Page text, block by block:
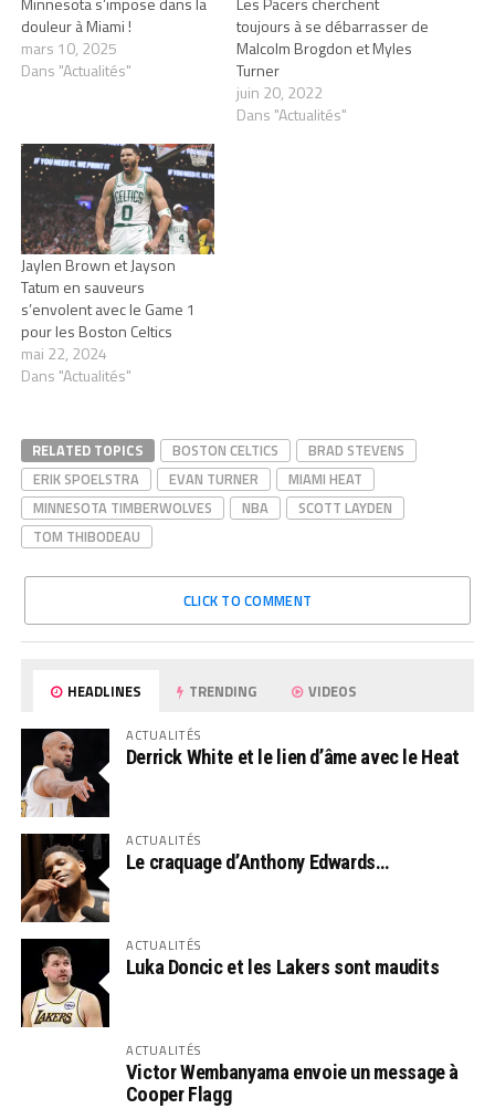
douleur à Miami !
mars 10, 2025
Dans "Actualités"
toujours à se débarrasser de
Malcolm Brogdon et Myles
Turner
juin 20, 2022
Dans "Actualités"
Jaylen Brown et Jayson
Tatum en sauveurs
s’envolent avec le Game 1
pour les Boston Celtics
mai 22, 2024
Dans "Actualités"
RELATED TOPICS BOSTON CELTICS
BRAD STEVENS
ERIK SPOELSTRA
EVAN TURNER
MIAMI HEAT
MINNESOTA TIMBERWOLVES
NBA
SCOTT LAYDEN
TOM THIBODEAU
CLICK TO COMMENT
HEADLINES TRENDING VIDEOS
ACTUALITÉS
Derrick White et le lien d’âme avec le Heat
ACTUALITÉS
Le craquage d’Anthony Edwards…
ACTUALITÉS
Luka Doncic et les Lakers sont maudits
ACTUALITÉS
Victor Wembanyama envoie un message à
Cooper Flagg